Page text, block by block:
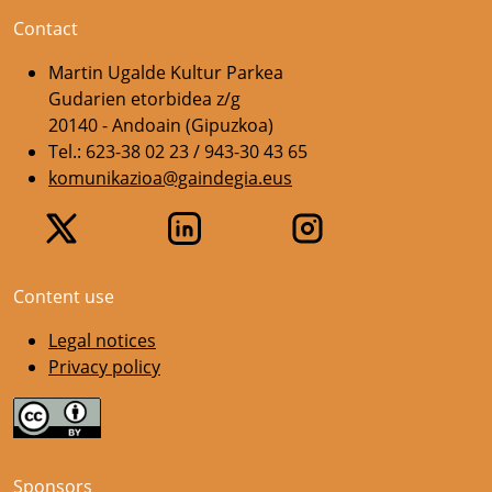
Contact
Martin Ugalde Kultur Parkea
Gudarien etorbidea z/g
20140 - Andoain (Gipuzkoa)
Tel.: 623-38 02 23 / 943-30 43 65
komunikazioa@gaindegia.eus
Content use
Legal notices
Privacy policy
Sponsors